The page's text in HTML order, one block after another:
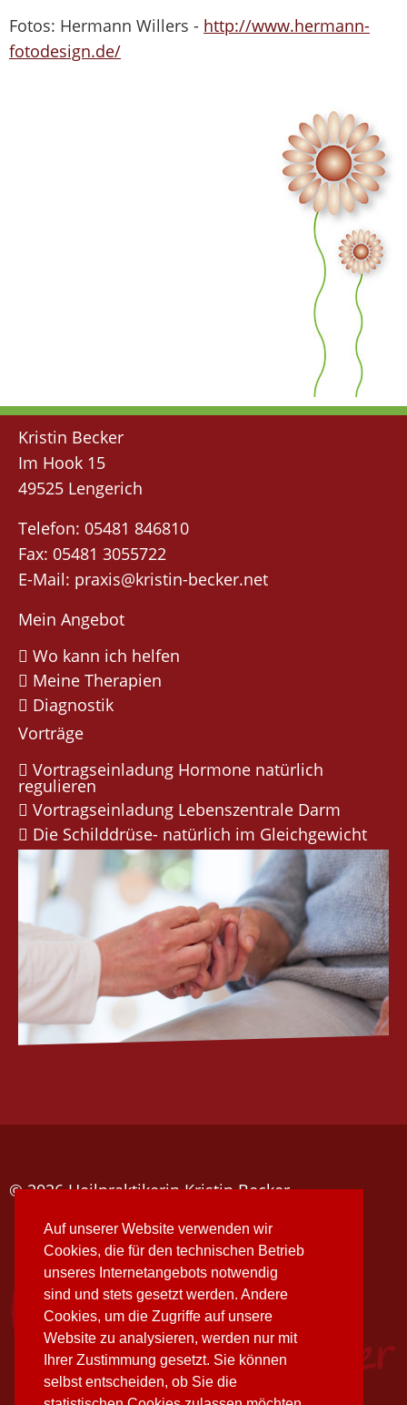
Auf unserer Website verwenden wir
Cookies, die für den technischen Betrieb
unseres Internetangebots notwendig
sind und stets gesetzt werden. Andere
Cookies, um die Zugriffe auf unsere
Website zu analysieren, werden nur mit
Ihrer Zustimmung gesetzt. Sie können
selbst entscheiden, ob Sie die
Fotos: Hermann Willers - http://www.hermann-
fotodesign.de/
Kristin Becker
Im Hook 15
49525 Lengerich
Telefon: 05481 846810
Fax: 05481 3055722
E-Mail: praxis@kristin-becker.net
Mein Angebot
Wo kann ich helfen
Meine Therapien
Diagnostik
Vorträge
Vortragseinladung Hormone natürlich
regulieren
Vortragseinladung Lebenszentrale Darm
Die Schilddrüse- natürlich im Gleichgewicht
© 2026 Heilpraktikerin Kristin Becker